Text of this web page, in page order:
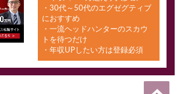
・30代～50代のエグゼグティブ
におすすめ
・一流ヘッドハンターのスカウ
トを待つだけ
・年収UPしたい方は登録必須